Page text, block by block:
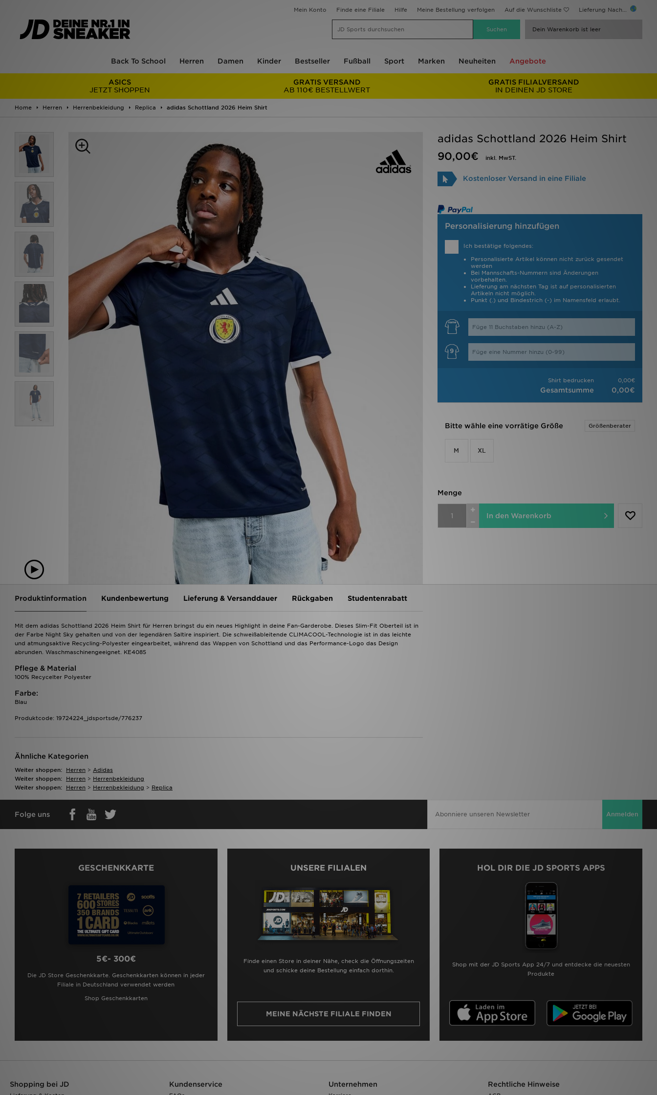
Mein Konto Finde eine Filiale Hilfe Meine Bestellung verfolgen Auf die Wunschliste Lieferung Nach...
Dein Warenkorb ist leer
Back To School Herren Damen Kinder Bestseller Fußball Sport Marken Neuheiten Angebote
ASICS
JETZT SHOPPEN
GRATIS VERSAND
AB 110€ BESTELLWERT
GRATIS FILIALVERSAND
IN DEINEN JD STORE
Home Herren Herrenbekleidung Replica adidas Schottland 2026 Heim Shirt
adidas Schottland 2026 Heim Shirt
90,00€
inkl. MwST.
Kostenloser Versand in eine Filiale
Personalisierung hinzufügen
Ich bestätige folgendes:
Personalisierte Artikel können nicht zurück gesendet
werden
Bei Mannschafts-Nummern sind Änderungen
vorbehalten.
Lieferung am nächsten Tag ist auf personalisierten
Artikeln nicht möglich.
Punkt (.) und Bindestrich (-) im Namensfeld erlaubt.
Shirt bedrucken 0,00€
Gesamtsumme 0,00€
Bitte wähle eine vorrätige Größe Größenberater
M XL
Menge
In den Warenkorb
Produktinformation Kundenbewertung Lieferung & Versanddauer Rückgaben Studentenrabatt
Mit dem adidas Schottland 2026 Heim Shirt für Herren bringst du ein neues Highlight in deine Fan-Garderobe. Dieses Slim-Fit Oberteil ist in
der Farbe Night Sky gehalten und von der legendären Saltire inspiriert. Die schweißableitende CLIMACOOL-Technologie ist in das leichte
und atmungsaktive Recycling-Polyester eingearbeitet, während das Wappen von Schottland und das Performance-Logo das Design
abrunden. Waschmaschinengeeignet. KE4085
Pflege & Material
100% Recycelter Polyester
Farbe:
Blau
Produktcode: 19724224_jdsportsde/776237
Ähnliche Kategorien
Weiter shoppen: Herren > Adidas
Weiter shoppen:
Herren > Herrenbekleidung
Weiter shoppen:
Herren > Herrenbekleidung > Replica
Folge uns Anmelden
GESCHENKKARTE
5€- 300€
Die JD Store Geschenkkarte. Geschenkkarten können in jeder
Filiale in Deutschland verwendet werden
Shop Geschenkkarten
UNSERE FILIALEN
Finde einen Store in deiner Nähe, check die Öffnungszeiten
und schicke deine Bestellung einfach dorthin.
MEINE NÄCHSTE FILIALE FINDEN
HOL DIR DIE JD SPORTS APPS
Shop mit der JD Sports App 24/7 und entdecke die neuesten
Produkte
Shopping bei JD Kundenservice Unternehmen Rechtliche Hinweise